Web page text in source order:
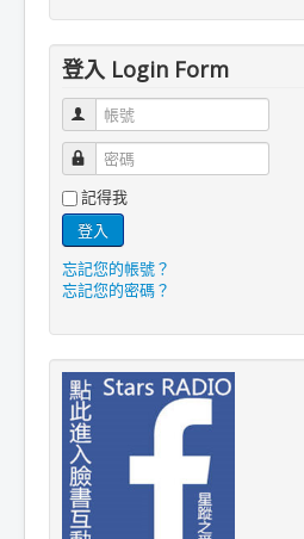
登入 Login Form
帳號
密碼
記得我
登入
忘記您的帳號？
忘記您的密碼？